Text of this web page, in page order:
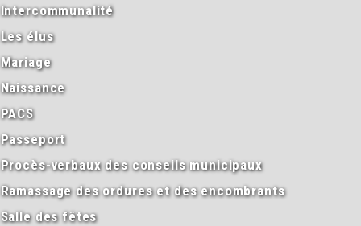
Intercommunalité
Les élus
Mariage
Naissance
PACS
Passeport
Procès-verbaux des conseils municipaux
Ramassage des ordures et des encombrants
Salle des fêtes